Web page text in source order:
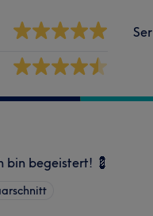
bin begeistert! 💈